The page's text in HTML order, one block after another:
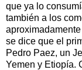
que ya lo
también a los
se dice que el
Pedro Paez, un
Yemen y Etiopía.